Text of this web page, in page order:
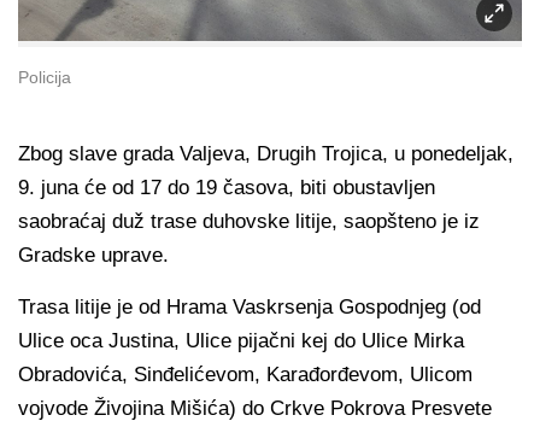
Policija
Zbog slave grada Valjeva, Drugih Trojica, u ponedeljak,
9. juna će od 17 do 19 časova, biti obustavljen
saobraćaj duž trase duhovske litije, saopšteno je iz
Gradske uprave.
Trasa litije je od Hrama Vaskrsenja Gospodnjeg (od
Ulice oca Justina, Ulice pijačni kej do Ulice Mirka
Obradovića, Sinđelićevom, Karađorđevom, Ulicom
vojvode Živojina Mišića) do Crkve Pokrova Presvete